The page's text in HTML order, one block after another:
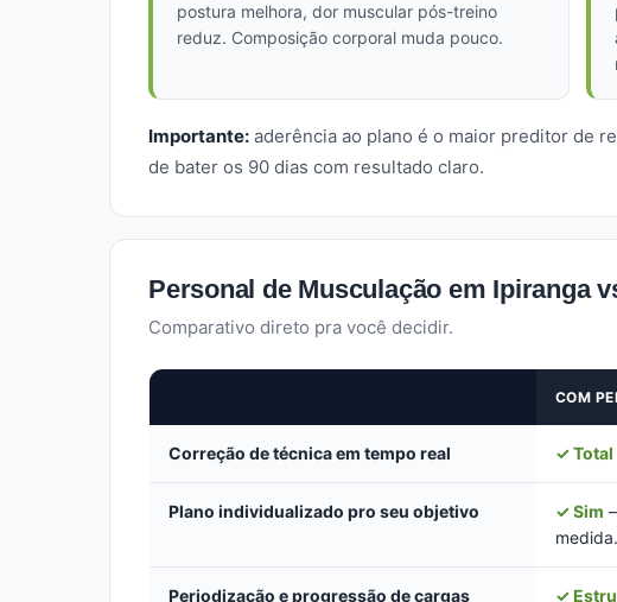
postura melhora, dor muscular pós-treino
reduz. Composição corporal muda pouco.
Importante: aderência ao plano é o maior preditor de
de bater os 90 dias com resultado claro.
Personal de Musculação em Ipiranga
Comparativo direto pra você decidir.
COM
Correção de técnica em tempo real ✓ Total
Plano individualizado pro seu objetivo ✓ Sim
medida.
Periodização e progressão de cargas ✓